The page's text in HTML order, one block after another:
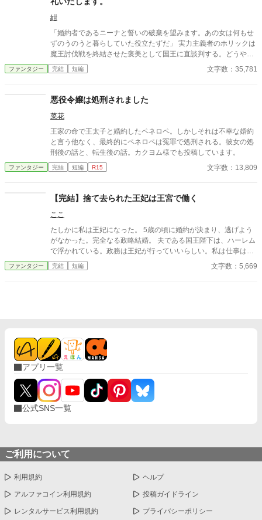
紺
「婚約者であるニーナと誓いの破棄を望みます。あの女は何もせ
ずのうのうと暮らしていた役立たずだ」 実力主義者のホリックは
魔王討伐戦を終結させた褒美として国王に直談判する。どうやら
戦争中も優雅に暮らしていたニーナを嫌っており、しかも戦地で
出会った聖女との結婚を望んでいた。英雄となった自分に酔いし
て…… 「「「ならば我々も失礼させてもらいましょう」」」 信頼
ぁあり。
ファンタジー 完結 短編 文字数：35,781
悪役令嬢は処刑されました
菜花
王家の命で王太子と婚約したペネロペ。しかしそれは不幸な婚約
と言う他なく、最終的にペネロペは冤罪で処刑される。彼女の処
刑後の話と、転生後の話。カクヨム様でも投稿しています。
ファンタジー 完結 短編 R15 文字数：13,809
【完結】捨て去られた王妃は王宮で働く
ここ
たしかに私は王妃になった。 5歳の頃に婚約が決まり、逃げよう
がなかった。完全なる政略結婚。 夫である国王陛下は、ハーレム
で浮かれている。政務は王妃が行っていいらしい。私は仕事は得
意だ。家臣たちが追いつけないほど、理解が早く、正確らしい。
家臣たちは、王妃がいないと困るようになった。何とかしなけれ
ファンタジー 完結 短編 文字数：5,669
アプリ一覧
公式SNS一覧
ご利用について
利用規約 ヘルプ
アルファコイン利用規約 投稿ガイドライン
レンタルサービス利用規約 プライバシーポリシー